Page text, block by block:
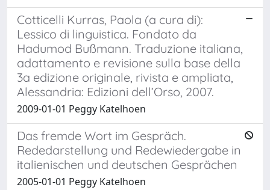
Cotticelli Kurras, Paola (a cura di):
Lessico di linguistica. Fondato da
Hadumod Bußmann. Traduzione italiana,
adattamento e revisione sulla base della
3a edizione originale, rivista e ampliata,
Alessandria: Edizioni dell’Orso, 2007.
2009-01-01 Peggy Katelhoen
Das fremde Wort im Gespräch.
Rededarstellung und Redewiedergabe in
italienischen und deutschen Gesprächen
2005-01-01 Peggy Katelhoen